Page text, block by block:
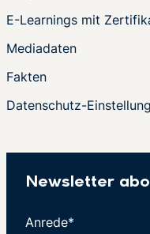
E-Learnings mit
Mediadaten
Fakten
Datenschutz-
Newsletter
Anrede*